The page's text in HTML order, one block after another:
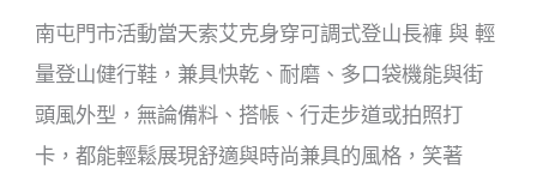
南屯門市活動當天索艾克身穿可調式登山長褲 與 輕
量登山健行鞋，兼具快乾、耐磨、多口袋機能與街
頭風外型，無論備料、搭帳、行走步道或拍照打
卡，都能輕鬆展現舒適與時尚兼具的風格 ，笑著